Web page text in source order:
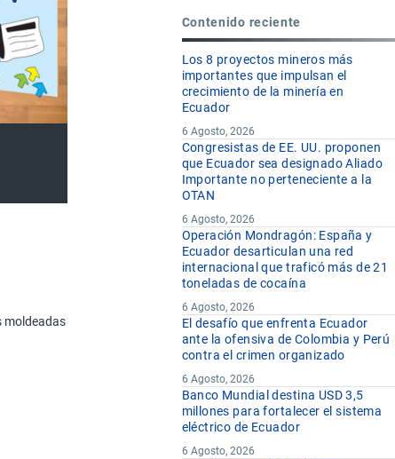
o talladas de cera, parafina, estearina, gomas o
Contenido reciente
Los 8 proyectos mineros más
importantes que impulsan el
crecimiento de la minería en
Ecuador
6 Agosto, 2026
Congresistas de EE. UU. proponen
que Ecuador sea designado Aliado
Importante no perteneciente a la
OTAN
6 Agosto, 2026
Operación Mondragón: España y
Ecuador desarticulan una red
internacional que traficó más de 21
toneladas de cocaína
6 Agosto, 2026
El desafío que enfrenta Ecuador
ante la ofensiva de Colombia y Perú
contra el crimen organizado
6 Agosto, 2026
Banco Mundial destina USD 3,5
millones para fortalecer el sistema
eléctrico de Ecuador
6 Agosto, 2026